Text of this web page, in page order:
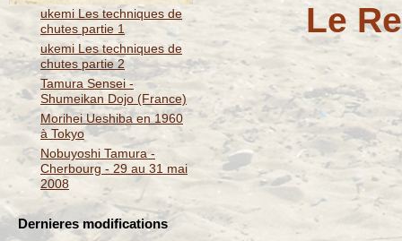
ukemi Les techniques de
chutes partie 1
ukemi Les techniques de
chutes partie 2
Tamura Sensei -
Shumeikan Dojo (France)
Morihei Ueshiba en 1960
à Tokyo
Nobuyoshi Tamura -
Cherbourg - 29 au 31 mai
2008
Dernieres modifications
Le